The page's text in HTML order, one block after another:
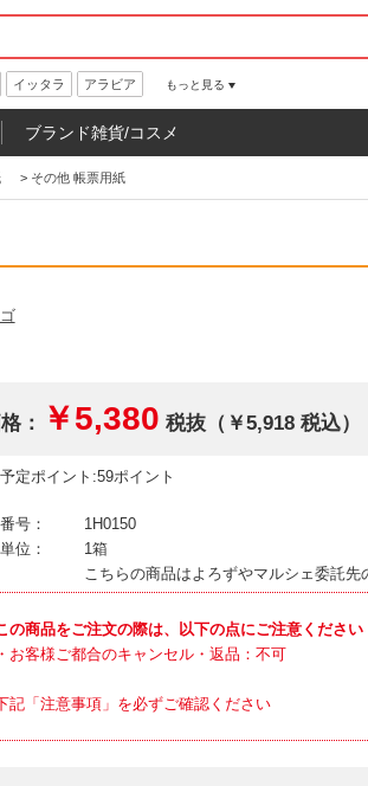
イッタラ アラビア もっと見る
ブランド雑貨/コスメ
> その他 帳票用紙
： ￥5,380 税抜（￥5,918 税込）
定ポイント:59ポイント
号：
1H0150
位：
1箱
こちらの商品はよろずやマルシェ委託先
の商品をご注文の際は、以下の点にご注意ください
・お客様ご都合のキャンセル・返品：不可
記「注意事項」を必ずご確認ください